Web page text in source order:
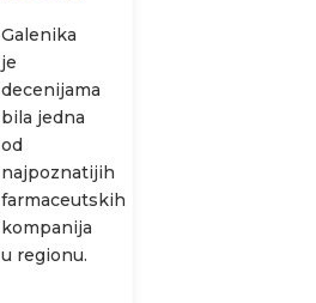
Galenika
je
decenijama
bila jedna
od
najpoznatijih
farmaceutskih
kompanija
u regionu.